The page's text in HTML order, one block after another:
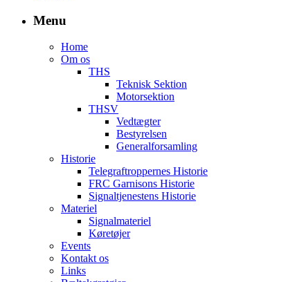
Menu
Home
Om os
THS
Teknisk Sektion
Motorsektion
THSV
Vedtægter
Bestyrelsen
Generalforsamling
Historie
Telegraftroppernes Historie
FRC Garnisons Historie
Signaltjenestens Historie
Materiel
Signalmateriel
Køretøjer
Events
Kontakt os
Links